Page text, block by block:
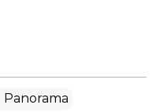
Panorama